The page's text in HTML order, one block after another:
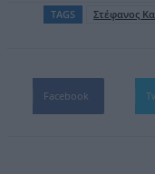
TAGS Στέφανος
Facebook